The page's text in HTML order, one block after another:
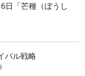
「芒種（ぼうし
バル戦略